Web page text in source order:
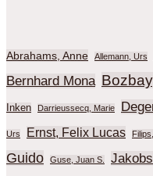
Abrahams, Anne Allemann, Urs
Bernhard Mona
Inken Darrieussecq, Marie
Urs Ernst, Felix Lucas
Guido
Guse, Juan S.